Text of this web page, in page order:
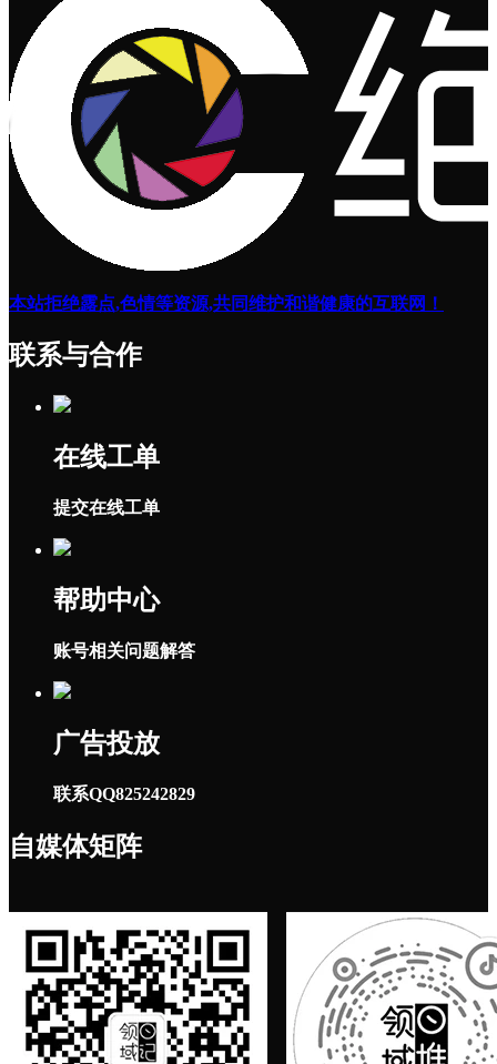
本站拒绝露点,色情等资源,共同维护和谐健康的互联网！
联系与合作
在线工单
提交在线工单
帮助中心
账号相关问题解答
广告投放
联系QQ825242829
自媒体矩阵